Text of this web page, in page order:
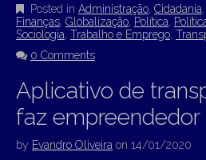
Posted in Administração, Cidadania,
Finanças, Globalização, Política,
Sociologia, Trabalho e Emprego,
0 Comments
Aplicativo de
faz empreendedor
by Evandro Oliveira on 14/01/2020